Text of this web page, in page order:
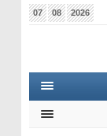
07 08 2026